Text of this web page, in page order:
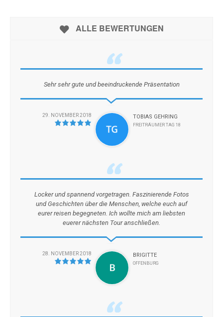
ALLE BEWERTUNGEN
Sehr sehr gute und beeindruckende Präsentation
TOBIAS GEHRING
FREITRÄUMER TAG 18
29. NOVEMBER 2018
Locker und spannend vorgetragen. Faszinierende Fotos
und Geschichten über die Menschen, welche euch auf
eurer reisen begegneten. Ich wollte mich am liebsten
euerer nächsten Tour anschließen.
BRIGITTE
OFFENBURG
28. NOVEMBER 2018